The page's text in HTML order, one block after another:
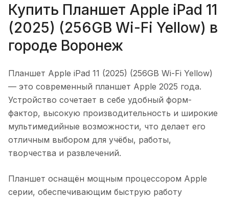
Купить Планшет Apple iPad 11
(2025) (256GB Wi-Fi Yellow) в
городе Воронеж
Планшет Apple iPad 11 (2025) (256GB Wi-Fi Yellow)
— это современный планшет Apple 2025 года.
Устройство сочетает в себе удобный форм-
фактор, высокую производительность и широкие
мультимедийные возможности, что делает его
отличным выбором для учёбы, работы,
творчества и развлечений.
Планшет оснащён мощным процессором Apple
серии, обеспечивающим быструю работу